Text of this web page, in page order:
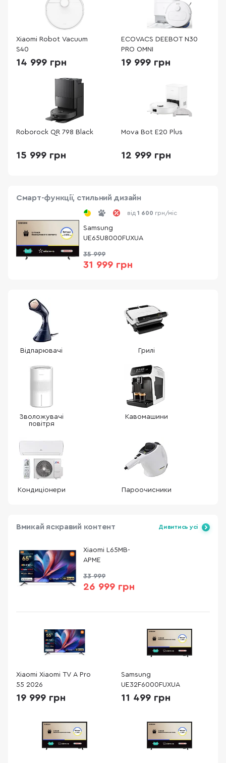
Xiaomi Robot Vacuum
S40
14 999 грн
ECOVACS DEEBOT N30
PRO OMNI
19 999 грн
Roborock QR 798 Black
15 999 грн
Mova Bot E20 Plus
12 999 грн
Смарт-функції, стильний дизайн
від 1 600 грн/міс
Samsung
UE65U8000FUXUA
35 999
31 999 грн
Відпарювачі Грилі
Зволожувачі
повітря
Кавомашини
Кондиціонери Пароочисники
Вмикай яскравий контент Дивитись усі
Xiaomi L65MB-
APME
33 999
26 999 грн
Xiaomi Xiaomi TV A Pro
55 2026
19 999 грн
Samsung
UE32F6000FUXUA
11 499 грн